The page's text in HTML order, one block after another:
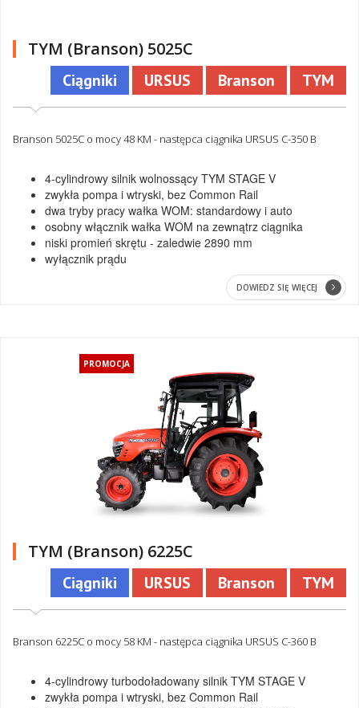
TYM (Branson) 5025C
Ciągniki URSUS Branson TYM
Branson 5025C o mocy 48 KM - następca ciągnika URSUS C-350 B
4-cylindrowy silnik wolnossący TYM STAGE V
zwykła pompa i wtryski, bez Common Rail
dwa tryby pracy wałka WOM: standardowy i auto
osobny włącznik wałka WOM na zewnątrz ciągnika
niski promień skrętu - zaledwie 2890 mm
wyłącznik prądu
DOWIEDZ SIĘ WIĘCEJ
PROMOCJA
TYM (Branson) 6225C
Ciągniki URSUS Branson TYM
Branson 6225C o mocy 58 KM - następca ciągnika URSUS C-360 B
4-cylindrowy turbodoładowany silnik TYM STAGE V
zwykła pompa i wtryski, bez Common Rail